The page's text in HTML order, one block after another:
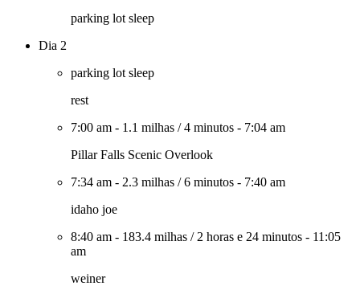
parking lot sleep
Dia 2
parking lot sleep
rest
7:00 am - 1.1 milhas /4 minutos - 7:04 am
Pillar Falls Scenic Overlook
7:34 am - 2.3 milhas /6 minutos - 7:40 am
idaho joe
8:40 am - 183.4 milhas / 2 horas e 24 minutos - 11:05
am
weiner